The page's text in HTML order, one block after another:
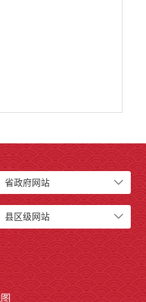
省政府网站
县区级网站